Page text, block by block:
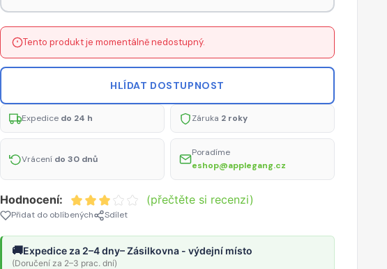
Tento produkt je momentálně nedostupný.
HLÍDAT DOSTUPNOST
Expedice do 24 h Záruka 2 roky
Vrácení do 30 dnů
Poradíme
eshop@applegang.cz
Hodnocení: (přečtěte si recenzi)
Přidat do oblíbených Sdílet
🚚Expedice za 2–4 dny– Zásilkovna - výdejní místo
(Doručení za 2–3 prac. dní)